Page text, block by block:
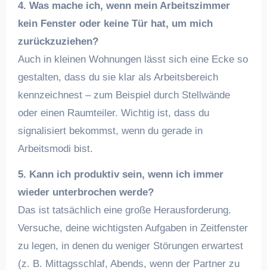
4. Was mache ich, wenn mein Arbeitszimmer
kein Fenster oder keine Tür hat, um mich
zurückzuziehen?
Auch in kleinen Wohnungen lässt sich eine Ecke so
gestalten, dass du sie klar als Arbeitsbereich
kennzeichnest – zum Beispiel durch Stellwände
oder einen Raumteiler. Wichtig ist, dass du
signalisiert bekommst, wenn du gerade in
Arbeitsmodi bist.
5. Kann ich produktiv sein, wenn ich immer
wieder unterbrochen werde?
Das ist tatsächlich eine große Herausforderung.
Versuche, deine wichtigsten Aufgaben in Zeitfenster
zu legen, in denen du weniger Störungen erwartest
(z. B. Mittagsschlaf, Abends, wenn der Partner zu